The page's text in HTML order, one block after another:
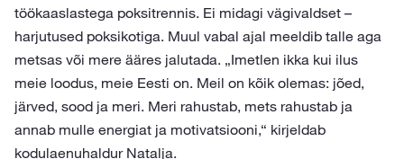
töökaaslastega poksitrennis. Ei midagi vägivaldset –
harjutused poksikotiga. Muul vabal ajal meeldib talle aga
metsas või mere ääres jalutada. „Imetlen ikka kui ilus
meie loodus, meie Eesti on. Meil on kõik olemas: jõed,
järved, sood ja meri. Meri rahustab, mets rahustab ja
annab mulle energiat ja motivatsiooni,“ kirjeldab
kodulaenuhaldur Natalja.